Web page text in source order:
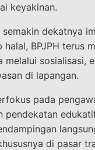
keyakinan.
semakin dekatnya
halal, BPJPH terus
melalui sosialisasi,
di lapangan.
pada
pendekatan
di pasar